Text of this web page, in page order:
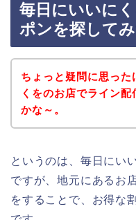
毎日にいいに
ポンを探してみ
ちょっと疑問に思った
くをのお店でライン
かな～。
というのは、毎日にい
ですが、地元にあるお
をすることで、お得な